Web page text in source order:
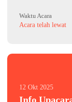
Waktu Acara
Acara telah lewat
12 Okt 2025
Info